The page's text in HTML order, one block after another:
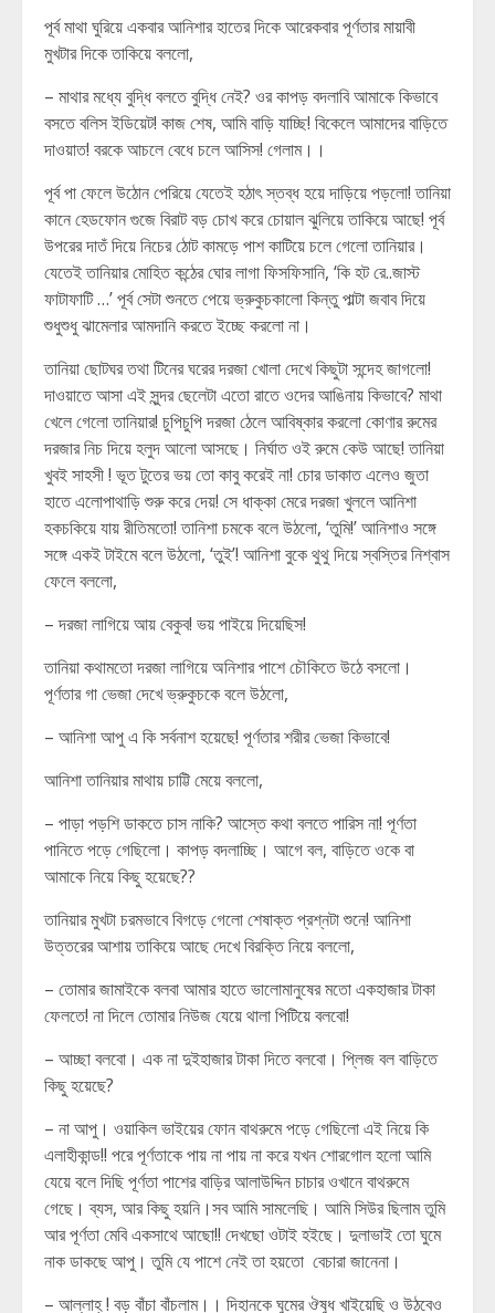
পূর্ব মাথা ঘুরিয়ে একবার আনিশার হাতের দিকে আরেকবার পূর্ণতার মায়াবী
মুখটার দিকে তাকিয়ে বললো,
– মাথার মধ্যে বুদ্ধি বলতে বুদ্ধি নেই? ওর কাপড় বদলাবি আমাকে কিভাবে
বসতে বলিস ইডিয়েট! কাজ শেষ, আমি বাড়ি যাচ্ছি! বিকেলে আমাদের বাড়িতে
দাওয়াত! বরকে আচলে বেধে চলে আসিস! গেলাম।।
পূর্ব পা ফেলে উঠোন পেরিয়ে যেতেই হঠাৎ স্তব্ধ হয়ে দাড়িয়ে পড়লো! তানিয়া
কানে হেডফোন গুজে বিরাট বড় চোখ করে চোয়াল ঝুলিয়ে তাকিয়ে আছে! পূর্ব
উপরের দাতঁ দিয়ে নিচের ঠোট কামড়ে পাশ কাটিয়ে চলে গেলো তানিয়ার।
যেতেই তানিয়ার মোহিত কন্ঠের ঘোর লাগা ফিসফিসানি, ‘কি হট রে..জাস্ট
ফাটাফাটি …’ পূর্ব সেটা শুনতে পেয়ে ভ্রুকুচকালো কিন্তু পাল্টা জবাব দিয়ে
শুধুশুধু ঝামেলার আমদানি করতে ইচ্ছে করলো না।
তানিয়া ছোটঘর তথা টিনের ঘরের দরজা খোলা দেখে কিছুটা সন্দেহ জাগলো!
দাওয়াতে আসা এই সুন্দর ছেলেটা এতো রাতে ওদের আঙিনায় কিভাবে? মাথা
খেলে গেলো তানিয়ার! চুপিচুপি দরজা ঠেলে আবিষ্কার করলো কোণার রুমের
দরজার নিচ দিয়ে হলুদ আলো আসছে। নির্ঘাত ওই রুমে কেউ আছে! তানিয়া
খুবই সাহসী ! ভূত টুতের ভয় তো কাবু করেই না! চোর ডাকাত এলেও জুতা
হাতে এলোপাথাড়ি শুরু করে দেয়! সে ধাক্কা মেরে দরজা খুললে আনিশা
হকচকিয়ে যায় রীতিমতো! তানিশা চমকে বলে উঠলো, ‘তুমি!’ আনিশাও সঙ্গে
সঙ্গে একই টাইমে বলে উঠলো, ‘তুই’! আনিশা বুকে থুথু দিয়ে স্বস্তির নিশ্বাস
ফেলে বললো,
– দরজা লাগিয়ে আয় বেকুব! ভয় পাইয়ে দিয়েছিস!
তানিয়া কথামতো দরজা লাগিয়ে অনিশার পাশে চৌকিতে উঠে বসলো।
পূর্ণতার গা ভেজা দেখে ভ্রুকুচকে বলে উঠলো,
– আনিশা আপু এ কি সর্বনাশ হয়েছে! পূর্ণতার শরীর ভেজা কিভাবে!
আনিশা তানিয়ার মাথায় চাট্টি মেয়ে বললো,
– পাড়া পড়শি ডাকতে চাস নাকি? আস্তে কথা বলতে পারিস না! পূর্ণতা
পানিতে পড়ে গেছিলো। কাপড় বদলাচ্ছি। আগে বল, বাড়িতে ওকে বা
আমাকে নিয়ে কিছু হয়েছে??
তানিয়ার মুখটা চরমভাবে বিগড়ে গেলো শেষাক্ত প্রশ্নটা শুনে! আনিশা
উত্তরের আশায় তাকিয়ে আছে দেখে বিরক্তি নিয়ে বললো,
– তোমার জামাইকে বলবা আমার হাতে ভালোমানুষের মতো একহাজার টাকা
ফেলতে! না দিলে তোমার নিউজ যেয়ে থালা পিটিয়ে বলবো!
– আচ্ছা বলবো। এক না দুইহাজার টাকা দিতে বলবো। প্লিজ বল বাড়িতে
কিছু হয়েছে?
– না আপু। ওয়াকিল ভাইয়ের ফোন বাথরুমে পড়ে গেছিলো এই নিয়ে কি
এলাহীকান্ড!! পরে পূর্ণতাকে পায় না পায় না করে যখন শোরগোল হলো আমি
যেয়ে বলে দিছি পূর্ণতা পাশের বাড়ির আলাউদ্দিন চাচার ওখানে বাথরুমে
গেছে। ব্যস, আর কিছু হয়নি।সব আমি সামলেছি। আমি সিউর ছিলাম তুমি
আর পূর্ণতা মেবি একসাথে আছো!! দেখছো ওটাই হইছে। দুলাভাই তো ঘুমে
নাক ডাকছে আপু। তুমি যে পাশে নেই তা হয়তো বেচারা জানেনা।
– আল্লাহ্ ! বড় বাঁচা বাঁচলাম।। দিহানকে ঘুমের ঔষুধ খাইয়েছি ও উঠবেও